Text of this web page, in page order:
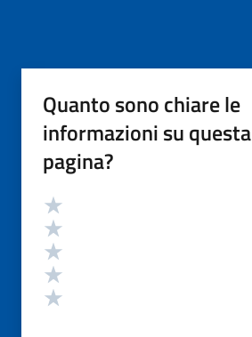
Quanto sono chiare le
informazioni su questa
pagina?
Valutazione